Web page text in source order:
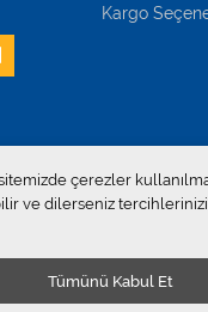
Kargo
çerezler
ve dilerseniz tercihlerinizi
Tümünü Kabul Et